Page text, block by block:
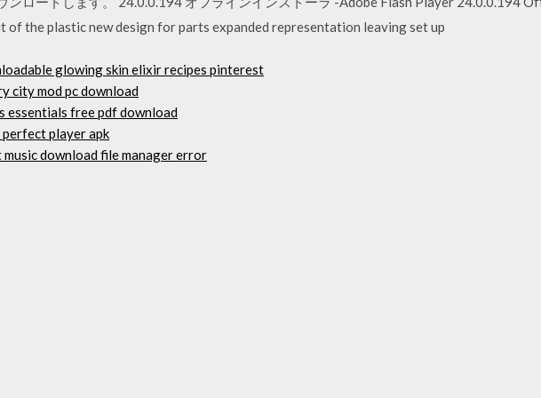
of the plastic new design for parts expanded representation leaving set up
glowing skin elixir recipes pinterest
city mod pc download
essentials free pdf download
player apk
music download file manager error